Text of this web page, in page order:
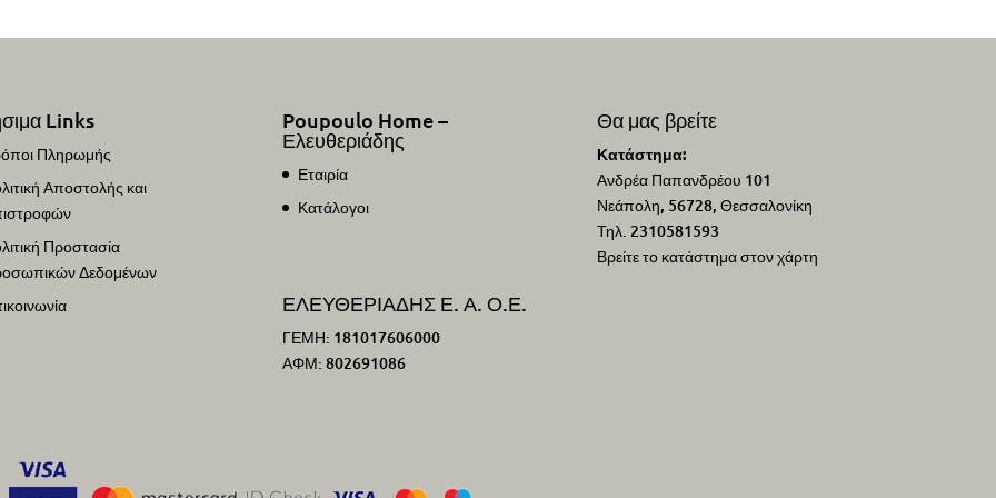
27,65€.
Links
Πληρωμής
Αποστολής και
Προστασία
Δεδομένων
Poupoulo Home –
Ελευθεριάδης
Εταιρία
Κατάλογοι
ΕΛΕΥΘΕΡΙΑΔΗΣ Ε. Α. Ο.Ε.
ΓΕΜΗ: 181017606000
ΑΦΜ: 802691086
Θα μας βρείτε
Κατάστημα:
Ανδρέα Παπανδρέου 101
Νεάπολη, 56728, Θεσσαλονίκη
Τηλ. 2310581593
Βρείτε το κατάστημα στον χάρτη